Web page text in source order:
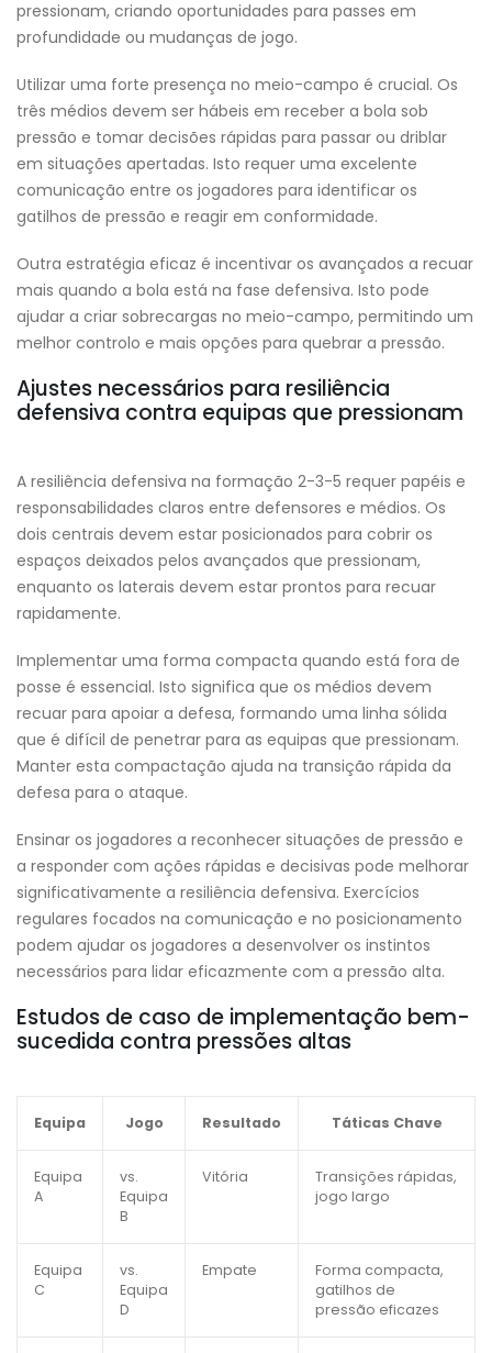
pressionam, criando oportunidades para passes em
profundidade ou mudanças de jogo.
Utilizar uma forte presença no meio-campo é crucial. Os
três médios devem ser hábeis em receber a bola sob
pressão e tomar decisões rápidas para passar ou driblar
em situações apertadas. Isto requer uma excelente
comunicação entre os jogadores para identificar os
gatilhos de pressão e reagir em conformidade.
Outra estratégia eficaz é incentivar os avançados a recuar
mais quando a bola está na fase defensiva. Isto pode
ajudar a criar sobrecargas no meio-campo, permitindo um
melhor controlo e mais opções para quebrar a pressão.
Ajustes necessários para resiliência
defensiva contra equipas que pressionam
A resiliência defensiva na formação 2-3-5 requer papéis e
responsabilidades claros entre defensores e médios. Os
dois centrais devem estar posicionados para cobrir os
espaços deixados pelos avançados que pressionam,
enquanto os laterais devem estar prontos para recuar
rapidamente.
Implementar uma forma compacta quando está fora de
posse é essencial. Isto significa que os médios devem
recuar para apoiar a defesa, formando uma linha sólida
que é difícil de penetrar para as equipas que pressionam.
Manter esta compactação ajuda na transição rápida da
defesa para o ataque.
Ensinar os jogadores a reconhecer situações de pressão e
a responder com ações rápidas e decisivas pode melhorar
significativamente a resiliência defensiva. Exercícios
regulares focados na comunicação e no posicionamento
podem ajudar os jogadores a desenvolver os instintos
necessários para lidar eficazmente com a pressão alta.
Estudos de caso de implementação bem-
sucedida contra pressões altas
Equipa Jogo Resultado Táticas Chave
Equipa
A
vs.
Equipa
B
Vitória
Transições rápidas,
jogo largo
Equipa
C
vs.
Equipa
D
Empate
Forma compacta,
gatilhos de
pressão eficazes